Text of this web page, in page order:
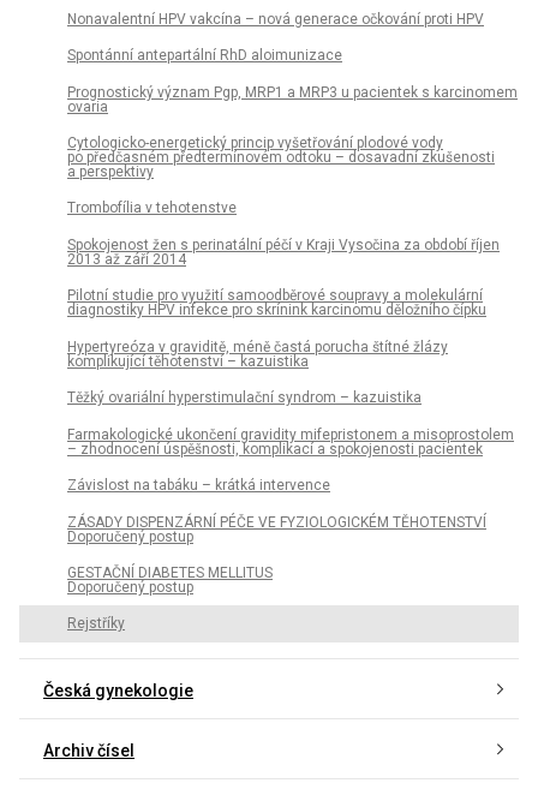
Nonavalentní HPV vakcína – nová generace očkování proti HPV
Spontánní antepartální RhD aloimunizace
Prognostický význam Pgp, MRP1 a MRP3 u pacientek s karcinomem
ovaria
Cytologicko-energetický princip vyšetřování plodové vody
po předčasném předtermínovém odtoku – dosavadní zkušenosti
a perspektivy
Trombofília v tehotenstve
Spokojenost žen s perinatální péčí v Kraji Vysočina za období říjen
2013 až září 2014
Pilotní studie pro využití samoodběrové soupravy a molekulární
diagnostiky HPV infekce pro skrínink karcinomu děložního čípku
Hypertyreóza v graviditě, méně častá porucha štítné žlázy
komplikující těhotenství – kazuistika
Těžký ovariální hyperstimulační syndrom – kazuistika
Farmakologické ukončení gravidity mifepristonem a misoprostolem
– zhodnocení úspěšnosti, komplikací a spokojenosti pacientek
Závislost na tabáku – krátká intervence
ZÁSADY DISPENZÁRNÍ PÉČE VE FYZIOLOGICKÉM TĚHOTENSTVÍ
Doporučený postup
GESTAČNÍ DIABETES MELLITUS
Doporučený postup
Rejstříky
Česká gynekologie
Archiv čísel